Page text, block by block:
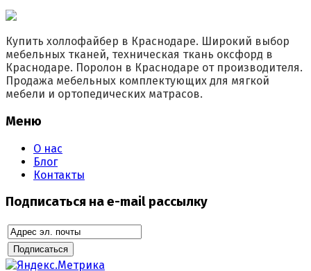
Купить холлофайбер в Краснодаре. Широкий выбор
мебельных тканей, техническая ткань оксфорд в
Краснодаре. Поролон в Краснодаре от производителя.
Продажа мебельных комплектующих для мягкой
мебели и ортопедических матрасов.
Меню
О нас
Блог
Контакты
Подписаться на e-mail рассылку